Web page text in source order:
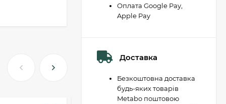
Оплата Google Pay,
Apple Pay
Доставка
Безкоштовна доставка
будь-яких товарів
Metabo поштовою